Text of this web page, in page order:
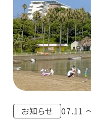
お知らせ 07.11